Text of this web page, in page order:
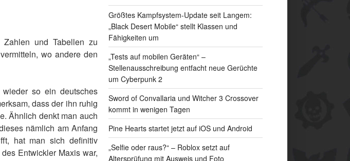
und Tabellen zu
wo andere den
so ein deutsches
dass der ihn ruhig
Ähnlich denkt man auch
nämlich am Anfang
hat man sich definitiv
Entwickler Maxis war,
Größtes Kampfsystem-Update seit Langem:
„Black Desert Mobile“ stellt Klassen und
Fähigkeiten um
„Tests auf mobilen Geräten“ –
Stellenausschreibung entfacht neue Gerüchte
um Cyberpunk 2
Sword of Convallaria und Witcher 3 Crossover
kommt in wenigen Tagen
Pine Hearts startet jetzt auf iOS und Android
„Selfie oder raus?“ – Roblox setzt auf
Altersprüfung mit Ausweis und Foto